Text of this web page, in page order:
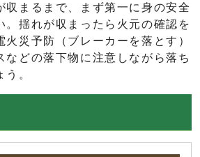
まるまで、まず第一に身の安全
。揺れが収まったら火元の確認を
火災予防（ブレーカーを落とす）
などの落下物に注意しながら落ち
。